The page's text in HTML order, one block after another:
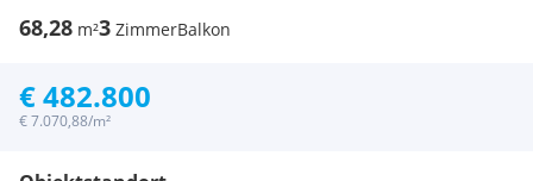
68,28 m²3 ZimmerBalkon
€ 482.800
€ 7.070,88/m²